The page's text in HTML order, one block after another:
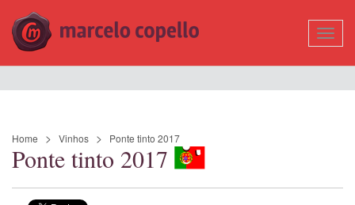
Home Vinhos Ponte tinto 2017
Ponte tinto 2017